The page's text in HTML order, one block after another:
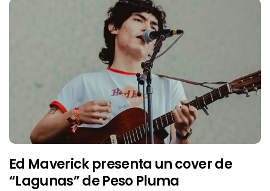
Ed Maverick presenta un cover de
“Lagunas” de Peso Pluma